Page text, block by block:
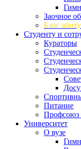
Заочное
Блог
Студенту и
Кураторы
Питание
Профсоюз
Университет
О вузе
Гимн